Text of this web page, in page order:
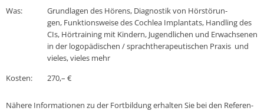
Was:
Grund­la­gen des Hörens, Dia­gnos­tik von Hör­stö­run­
gen, Funk­ti­ons­wei­se des Cochlea Im­plan­tats, Hand­ling des
CIs, Hör­trai­ning mit Kindern, Ju­gend­li­chen und Er­wach­se­nen
in der lo­go­pä­di­schen / sprachthe­ra­peu­ti­schen Praxis und
vieles, vieles mehr
Kosten:
270,– €
Nähere In­for­ma­tio­nen zu der Fort­bil­dung er­hal­ten Sie bei den Re­fe­ren­